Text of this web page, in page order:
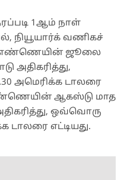
1ஆம் நாள்
நியூயார்க் வணிகச்
எண்ணெயின் ஜூலை
அதிகரித்து,
அமெரிக்க டாலரை
ஆகஸ்டு மாத
ஒவ்வொரு
டாலரை எட்டியது.